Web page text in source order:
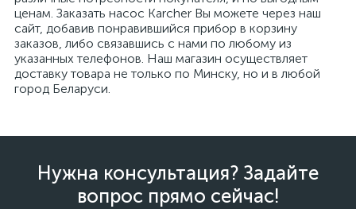
ценам. Заказать насос Karcher Вы можете через наш
сайт, добавив понравившийся прибор в корзину
заказов, либо связавшись с нами по любому из
указанных телефонов. Наш магазин осуществляет
доставку товара не только по Минску, но и в любой
город Беларуси.
Нужна консультация? Задайте
вопрос прямо сейчас!